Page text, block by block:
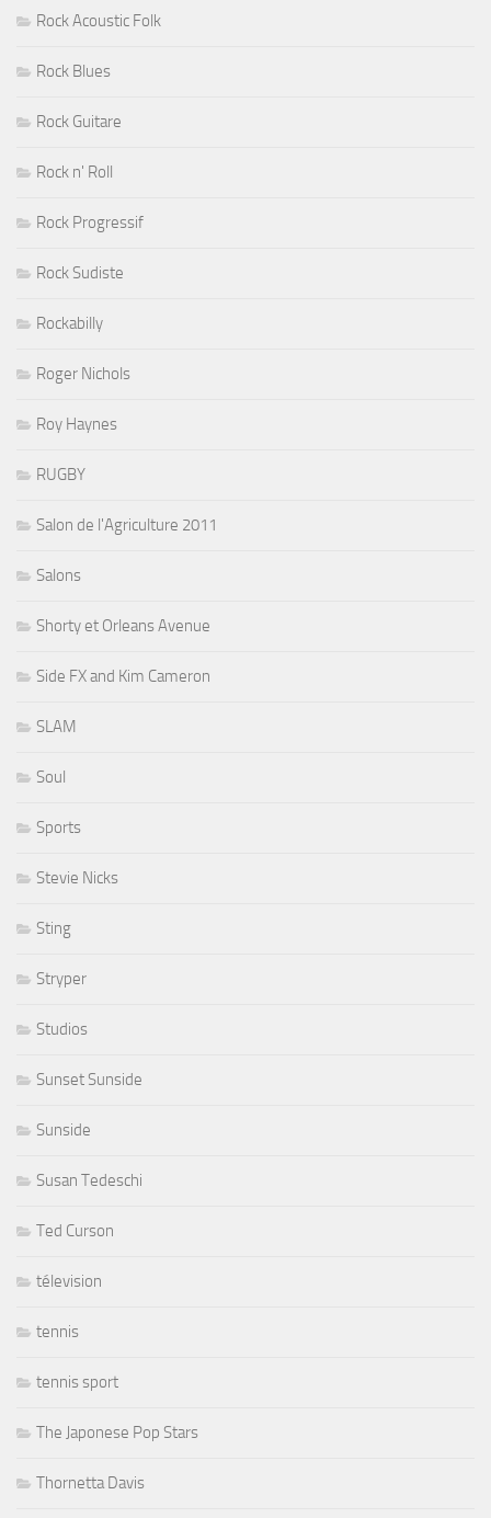
Rock Acoustic Folk
Rock Blues
Rock Guitare
Rock n' Roll
Rock Progressif
Rock Sudiste
Rockabilly
Roger Nichols
Roy Haynes
RUGBY
Salon de l'Agriculture 2011
Salons
Shorty et Orleans Avenue
Side FX and Kim Cameron
SLAM
Soul
Sports
Stevie Nicks
Sting
Stryper
Studios
Sunset Sunside
Sunside
Susan Tedeschi
Ted Curson
télevision
tennis
tennis sport
The Japonese Pop Stars
Thornetta Davis